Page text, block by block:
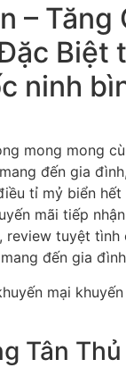
–
Biệt
ninh
mong mong
đến gia
tỉ mỷ biển
mãi tiếp
review tuyệt
đến gia
mại
Tân